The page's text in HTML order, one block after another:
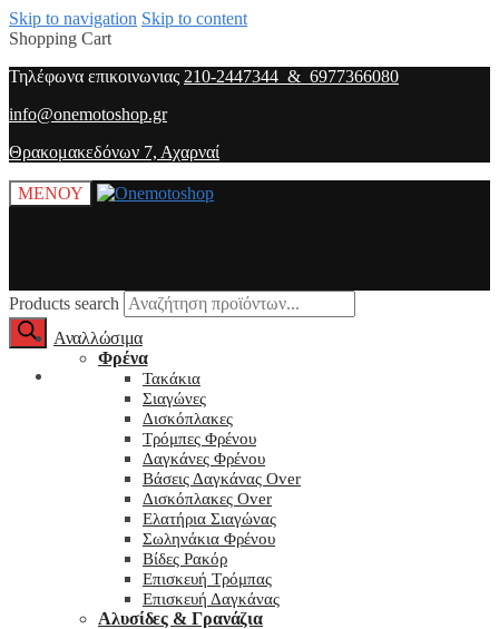
Skip to navigation Skip to content
Shopping Cart
Τηλέφωνα επικοινωνιας 210-2447344 & 6977366080
info@onemotoshop.gr
Θρακομακεδόνων 7, Αχαρναί
ΜΕΝΟΥ
Products search
O λογαριασμός μου
Αναλλώσιμα
Φρένα
Τακάκια
Σιαγώνες
Δισκόπλακες
Τρόμπες Φρένου
Δαγκάνες Φρένου
Βάσεις Δαγκάνας Over
Δισκόπλακες Over
Ελατήρια Σιαγώνας
Σωληνάκια Φρένου
Βίδες Ρακόρ
Επισκευή Τρόμπας
Επισκευή Δαγκάνας
Αλυσίδες & Γρανάζια